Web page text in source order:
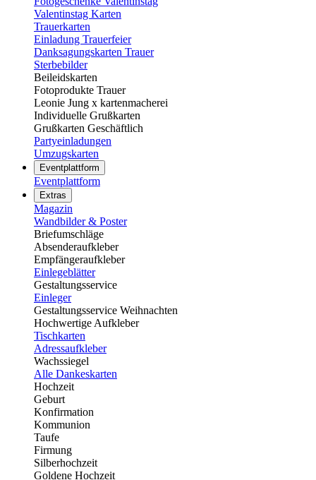
Valentinstag Karten
Trauerkarten
Einladung Trauerfeier
Danksagungskarten Trauer
Sterbebilder
Beileidskarten
Fotoprodukte Trauer
Leonie Jung x kartenmacherei
Individuelle Grußkarten
Grußkarten Geschäftlich
Partyeinladungen
Umzugskarten
Eventplattform
Eventplattform
Extras
Magazin
Wandbilder & Poster
Briefumschläge
Absenderaufkleber
Empfängeraufkleber
Einlegeblätter
Gestaltungsservice
Einleger
Gestaltungsservice Weihnachten
Hochwertige Aufkleber
Tischkarten
Adressaufkleber
Wachssiegel
Alle Dankeskarten
Hochzeit
Geburt
Konfirmation
Kommunion
Taufe
Firmung
Silberhochzeit
Goldene Hochzeit